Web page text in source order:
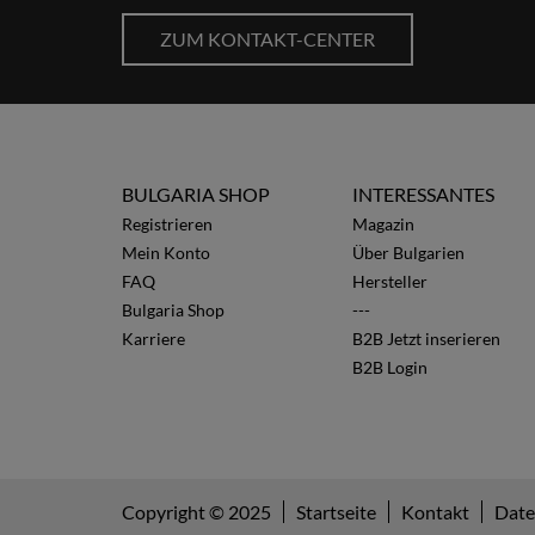
ZUM KONTAKT-CENTER
BULGARIA SHOP
Registrieren
Mein Konto
FAQ
Bulgaria Shop
Karriere
INTERESSANTES
Magazin
Über Bulgarien
Hersteller
---
B2B Jetzt inserieren
B2B Login
Copyright © 2025 Startseite Kontakt